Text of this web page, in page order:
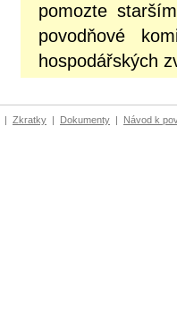
pomozte
povodňové
hospodářských
Zkratky Dokumenty Návod k